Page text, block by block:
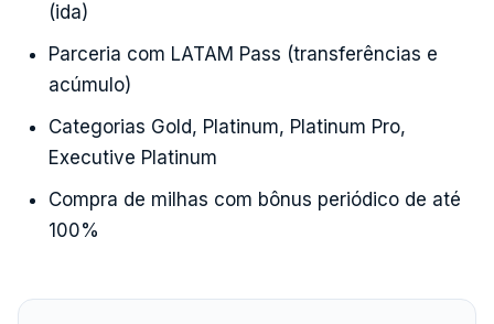
(ida)
Parceria com LATAM Pass (transferências e
acúmulo)
Categorias Gold, Platinum, Platinum Pro,
Executive Platinum
Compra de milhas com bônus periódico de até
100%